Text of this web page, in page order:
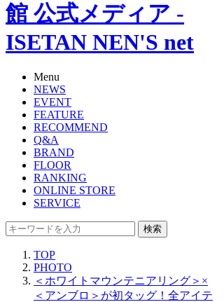
館 公式メディア -
ISETAN NEN'S net
Menu
NEWS
EVENT
FEATURE
RECOMMEND
Q&A
BRAND
FLOOR
RANKING
ONLINE STORE
SERVICE
検索
TOP
PHOTO
＜ホワイトマウンテニアリング＞×
＜アンブロ＞が初タッグ！全アイテ